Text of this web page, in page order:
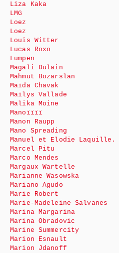
Liza Kaka
LMG
Loez
Loez
Louis Witter
Lucas Roxo
Lumpen
Magali Dulain
Mahmut Bozarslan
Maïda Chavak
Maïlys Vallade
Malika Moine
Manoïïïï
Manon Raupp
Mano Spreading
Manuel et Elodie Laquille.
Marcel Pitu
Marco Mendes
Margaux Wartelle
Marianne Wasowska
Mariano Agudo
Marie Robert
Marie-Madeleine Salvanes
Marina Margarina
Marina Obradovic
Marine Summercity
Marion Esnault
Marion Jdanoff